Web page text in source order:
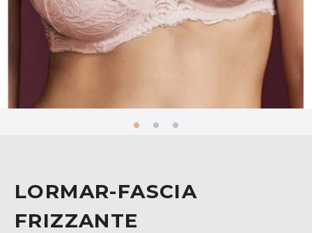
LORMAR-FASCIA
FRIZZANTE